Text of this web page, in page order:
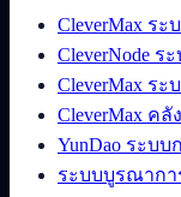
CleverMax ร
CleverNode ร
CleverMax ร
CleverMax ค
YunDao ระบ
ระบบบูรณากา